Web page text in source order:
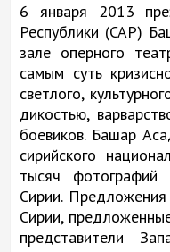
6 января 2013
Республики (САР)
зале оперного
самым суть
светлого,
дикостью,
боевиков. Башар
сирийского
тысяч
Сирии. Предложения
Сирии,
представители